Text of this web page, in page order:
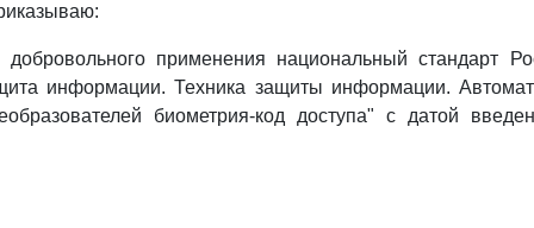
добровольного применения национальный стандарт
информации. Техника защиты информации.
биометрия-код доступа" с датой